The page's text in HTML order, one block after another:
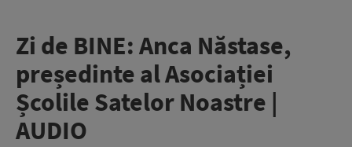
Zi de BINE: Anca Năstase,
președinte al Asociației
Școlile Satelor Noastre |
AUDIO